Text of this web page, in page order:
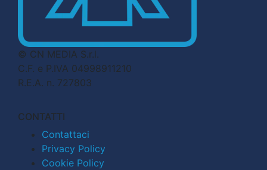
© CN MEDIA S.r.l.
C.F. e P.IVA 04998911210
R.E.A. n. 727803
CONTATTI
Contattaci
Privacy Policy
Cookie Policy